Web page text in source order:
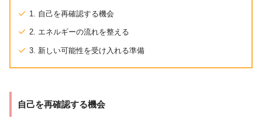
1. 自己を再確認する機会
2. エネルギーの流れを整える
3. 新しい可能性を受け入れる準備
自己を再確認する機会